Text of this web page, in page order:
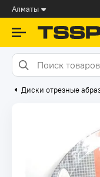
Алматы
Диски отрезные